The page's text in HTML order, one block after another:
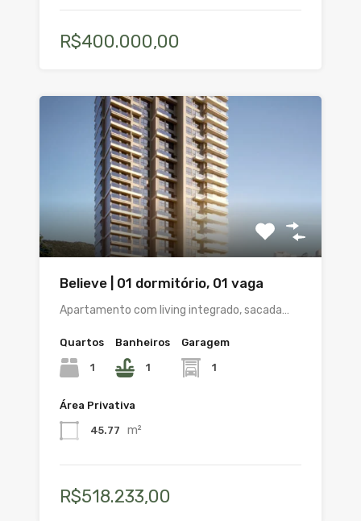
R$400.000,00
Believe | 01 dormitório, 01 vaga
Apartamento com living integrado, sacada…
Quartos
1
Banheiros
1
Garagem
1
Área Privativa
45.77 m²
R$518.233,00